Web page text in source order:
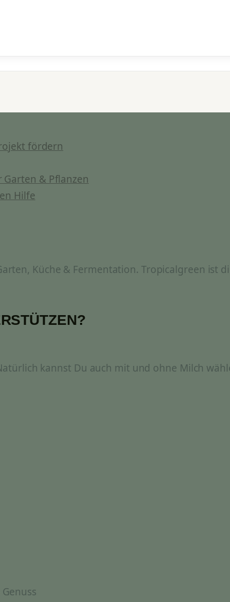
fördern
& Pflanzen
Hilfe
Küche & Fermentation. Tropicalgreen ist
kannst Du auch mit und ohne Milch